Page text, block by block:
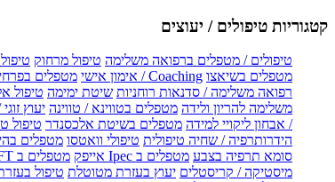
קטגוריות טיפולים / יעוצים
טיפולים / מטפלים ברפואה משלימה טיפול מרחוק טיפול CBT / טיפול CBT און ליין
מטפלים בשיאצו Coaching / אימון אישי מטפלים
רפואה משלימה / סדנאות רוחניות שיטת ימימה טיפול
משלימה להריון ולידה מטפלים בטווינא / טווינה יעוץ
/ אבחון ליקויי למידה מטפלים בשיטת אלכסנדר טיפול
הידרותרפיה / שחיה טיפולית טיפולי וואטסו מטפלים
סומא תרפיה בצבע מטפלים ב Ipec אייפק מטפלים ב EFT שחרור ריגשי
מיסטיקה / קריסטלים יעוץ בעזרת מטוטלת טיפול